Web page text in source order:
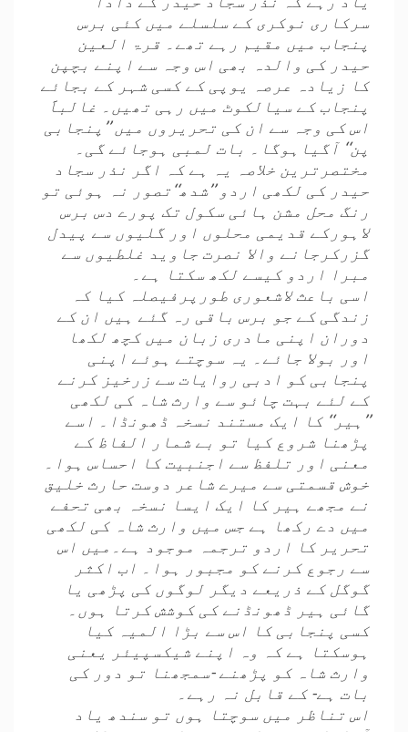
سرکاری نوکری کے سلسلے میں کئی برس
پنجاب میں مقیم رہے تھے۔ قرۃ العین
حیدر کی والدہ بھی اس وجہ سے اپنے بچپن
کا زیادہ عرصہ یوپی کے کسی شہر کے بجائے
پنجاب کے سیالکوٹ میں رہی تھیں۔ غالباََ
اس کی وجہ سے ان کی تحریروں میں ’’پنجابی
پن‘‘ آگیاہوگا۔ بات لمبی ہوجائے گی۔
مختصرترین خلاصہ یہ ہے کہ اگر نذر سجاد
حیدر کی لکھی اردو ’’شدھ‘‘تصور نہ ہوئی تو
رنگ محل مشن ہائی سکول تک پورے دس برس
لاہورکے قدیمی محلوں اور گلیوں سے پیدل
گزرکرجانے والا نصرت جاوید غلطیوں سے
مبرا اردو کیسے لکھ سکتا ہے۔
اسی باعث لاشعوری طورپرفیصلہ کیا کہ
زندگی کے جو برس باقی رہ گئے ہیں ان کے
دوران اپنی مادری زبان میں کچھ لکھا
اور بولا جائے۔ یہ سوچتے ہوئے اپنی
پنجابی کو ادبی روایات سے زرخیز کرنے
کے لئے بہت چائو سے وارث شاہ کی لکھی
’’ہیر‘‘ کا ایک مستند نسخہ ڈھونڈا۔ اسے
پڑھنا شروع کیا تو بے شمار الفاظ کے
معنی اور تلفظ سے اجنبیت کا احساس ہوا۔
خوش قسمتی سے میرے شاعر دوست حارث خلیق
نے مجھے ہیر کا ایک ایسا نسخہ بھی تحفے
میں دے رکھا ہے جس میں وارث شاہ کی لکھی
تحریر کا اردو ترجمہ موجود ہے۔میں اس
سے رجوع کرنے کو مجبور ہوا۔ اب اکثر
گوگل کے ذریعے دیگر لوگوں کی پڑھی یا
گائی ہیر ڈھونڈنے کی کوشش کرتا ہوں۔
کسی پنجابی کا اس سے بڑا المیہ کیا
ہوسکتا ہے کہ وہ اپنے شیکسپیئر یعنی
وارث شاہ کو پڑھنے -سمجھنا تو دور کی
بات ہے- کے قابل نہ رہے۔
اس تناظر میں سوچتا ہوں تو سندھ یاد